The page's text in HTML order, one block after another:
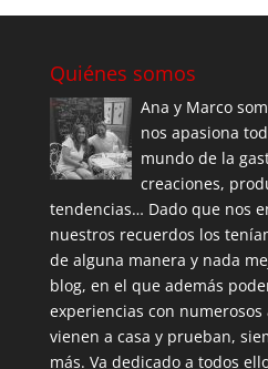
Quiénes somos
Ana y Marco
nos apasiona
mundo de la
creaciones,
tendencias… Dado que nos
nuestros recuerdos los
de alguna manera y nada
blog, en el que además
experiencias con
vienen a casa y prueban,
más. Va dedicado a todos